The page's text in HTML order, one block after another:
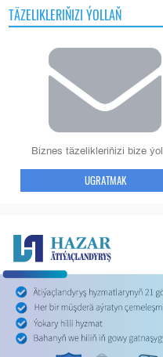
TÄZELIKLERIŇIZI ÝOLLAŇ
Biznes täzelikleriňizi bize
UGRATMAK